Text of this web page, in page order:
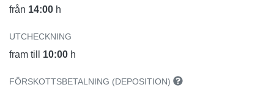
från 14:00 h
UTCHECKNING
fram till 10:00 h
FÖRSKOTTSBETALNING (DEPOSITION)